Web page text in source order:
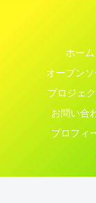
ホーム
オープンソ
プロジェ
お問い合
プロフィ